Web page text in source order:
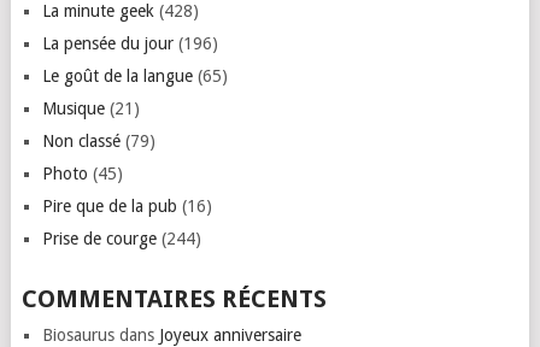
La minute geek (428)
La pensée du jour(196)
Le goût de la langue(65)
Musique(21)
Non classé(79)
Photo (45)
Pire que de la pub (16)
Prise de courge(244)
COMMENTAIRES RÉCENTS
Biosaurusdans Joyeux anniversaire